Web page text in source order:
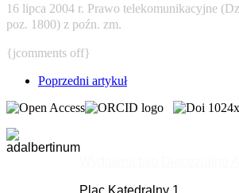
16 lipca 2004 r. Prawo telekomunikacyjne
poz. 1800) z poźn. zm.
{jcomments off}
Poprzedni artykuł
Plac Katedralny 1